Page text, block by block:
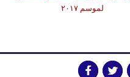
لموسم ٢٠١٧